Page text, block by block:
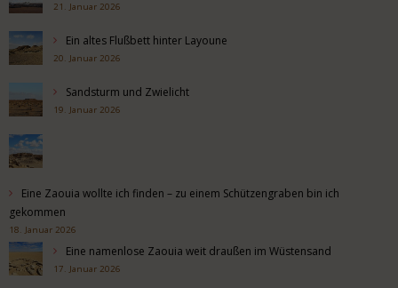
21. Januar 2026
Ein altes Flußbett hinter Layoune
20. Januar 2026
Sandsturm und Zwielicht
19. Januar 2026
Eine Zaouia wollte ich finden – zu einem Schützengraben bin ich
gekommen
18. Januar 2026
Eine namenlose Zaouia weit draußen im Wüstensand
17. Januar 2026